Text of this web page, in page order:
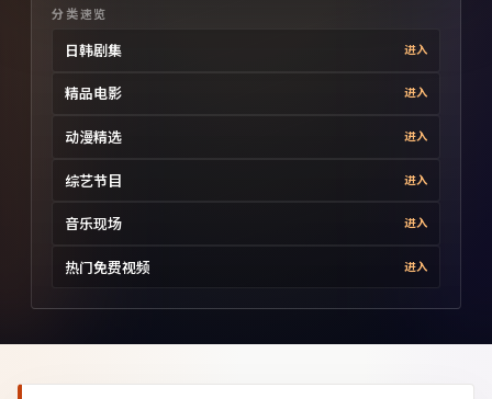
分类速览
日韩剧集 进入
精品电影 进入
动漫精选 进入
综艺节目 进入
音乐现场 进入
热门免费视频 进入